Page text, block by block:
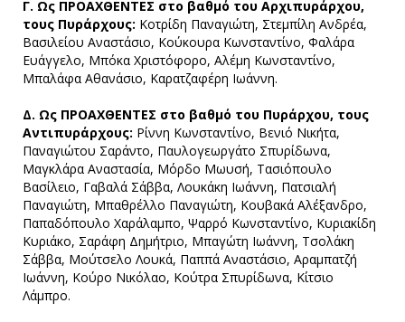
Γ. Ως ΠΡΟΑΧΘΕΝΤΕΣ στο βαθμό του Αρχιπυράρχου,
τους Πυράρχους: Κοτρίδη Παναγιώτη, Στεμπίλη Ανδρέα,
Βασιλείου Αναστάσιο, Κούκουρα Κωνσταντίνο, Φαλάρα
Ευάγγελο, Μπόκα Χριστόφορο, Αλέμη Κωνσταντίνο,
Μπαλάφα Αθανάσιο, Καρατζαφέρη Ιωάννη.
Δ. Ως ΠΡΟΑΧΘΕΝΤΕΣ στο βαθμό του Πυράρχου, τους
Αντιπυράρχους: Ρίννη Κωνσταντίνο, Βενιό Νικήτα,
Παναγιώτου Σαράντο, Παυλογεωργάτο Σπυρίδωνα,
Μαγκλάρα Αναστασία, Μόρδο Μωυσή, Τασιόπουλο
Βασίλειο, Γαβαλά Σάββα, Λουκάκη Ιωάννη, Πατσιαλή
Παναγιώτη, Μπαθρέλλο Παναγιώτη, Κουβακά Αλέξανδρο,
Παπαδόπουλο Χαράλαμπο, Ψαρρό Κωνσταντίνο, Κυριακίδη
Κυριάκο, Σαράφη Δημήτριο, Μπαγώτη Ιωάννη, Τσολάκη
Σάββα, Μούτσελο Λουκά, Παππά Αναστάσιο, Αραμπατζή
Ιωάννη, Κούρο Νικόλαο, Κούτρα Σπυρίδωνα, Κίτσιο
Λάμπρο.